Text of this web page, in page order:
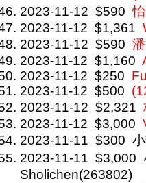
2023-11-12 $590 怡
2023-11-12 $1,361
2023-11-12 $590
2023-11-12 $1,160
2023-11-12 $250
2023-11-12 $500
2023-11-12 $2,321
2023-11-12 $3,000
2023-11-11 $300
2023-11-11 $3,000
Sholichen(263802)